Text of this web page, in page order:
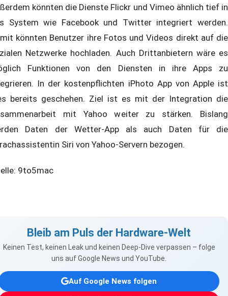
könnten die Dienste Flickr und Vimeo ähnlich tief in
System wie Facebook und Twitter integriert werden.
könnten Benutzer ihre Fotos und Videos direkt auf die
Netzwerke hochladen. Auch Drittanbietern wäre es
Funktionen von den Diensten in ihre Apps zu
In der kostenpflichten iPhoto App von Apple ist
bereits geschehen. Ziel ist es mit der Integration die
mit Yahoo weiter zu stärken. Bislang
Daten der Wetter-App als auch Daten für die
Siri von Yahoo-Servern bezogen.
9to5mac
Bleib am Puls der Hardware-Welt
Keinen Test, keinen Leak und keinen Deep-Dive verpassen – folge
uns auf Google News und YouTube.
Auf Google News folgen